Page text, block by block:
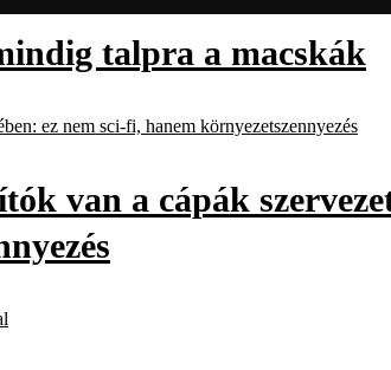
talpra a macskák
van a cápák